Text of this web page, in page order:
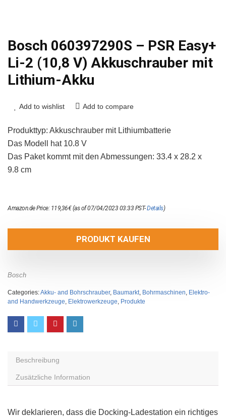
Bosch 060397290S – PSR Easy+
Li-2 (10,8 V) Akkuschrauber mit
Lithium-Akku
Add to wishlist Add to compare
Produkttyp: Akkuschrauber mit Lithiumbatterie
Das Modell hat 10.8 V
Das Paket kommt mit den Abmessungen: 33.4 x 28.2 x
9.8 cm
Amazon.de Price: 119,36€(as of 07/04/2023 03:33 PST-Details)
PRODUKT KAUFEN
Bosch
Categories:Akku- and Bohrschrauber, Baumarkt Bohrmaschinen Elektro-
and Handwerkzeuge Elektrowerkzeuge Produkte
Beschreibung
Zusätzliche Information
Wir deklarieren, dass die Docking-Ladestation ein richtiges